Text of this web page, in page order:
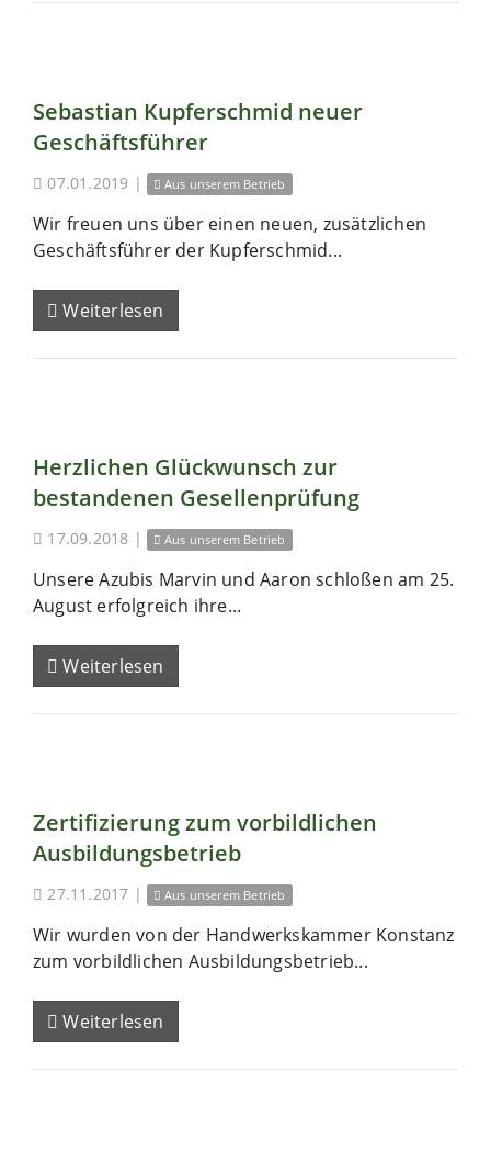
Sebastian Kupferschmid neuer
Geschäftsführer
07.01.2019 | Aus unserem Betrieb
Wir freuen uns über einen neuen, zusätzlichen
Geschäftsführer der Kupferschmid...
Weiterlesen
Herzlichen Glückwunsch zur
bestandenen Gesellenprüfung
17.09.2018 | Aus unserem Betrieb
Unsere Azubis Marvin und Aaron schloßen am 25.
August erfolgreich ihre...
Weiterlesen
Zertifizierung zum vorbildlichen
Ausbildungsbetrieb
27.11.2017 | Aus unserem Betrieb
Wir wurden von der Handwerkskammer Konstanz
zum vorbildlichen Ausbildungsbetrieb...
Weiterlesen